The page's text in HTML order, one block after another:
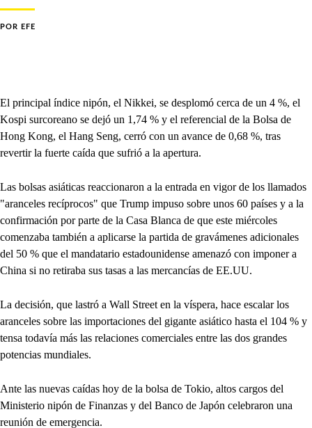
POR EFE
El principal índice nipón, el Nikkei, se desplomó cerca de un 4 %, el
Kospi surcoreano se dejó un 1,74 % y el referencial de la Bolsa de
Hong Kong, el Hang Seng, cerró con un avance de 0,68 %, tras
revertir la fuerte caída que sufrió a la apertura.
Las bolsas asiáticas reaccionaron a la entrada en vigor de los llamados
"aranceles recíprocos" que Trump impuso sobre unos 60 países y a la
confirmación por parte de la Casa Blanca de que este miércoles
comenzaba también a aplicarse la partida de gravámenes adicionales
del 50 % que el mandatario estadounidense amenazó con imponer a
China si no retiraba sus tasas a las mercancías de EE.UU.
La decisión, que lastró a Wall Street en la víspera, hace escalar los
aranceles sobre las importaciones del gigante asiático hasta el 104 % y
tensa todavía más las relaciones comerciales entre las dos grandes
potencias mundiales.
Ante las nuevas caídas hoy de la bolsa de Tokio, altos cargos del
Ministerio nipón de Finanzas y del Banco de Japón celebraron una
reunión de emergencia.